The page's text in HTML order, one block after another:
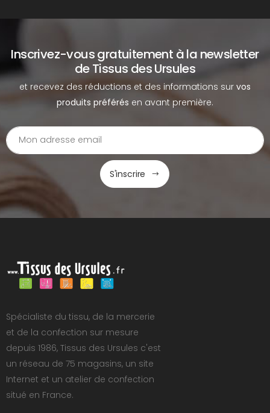
Inscrivez-vous gratuitement à la newsletter
de Tissus des Ursules
et recevez des réductions et des informations sur vos
produits préférés en avant première.
S'inscrire
Spécialiste du tissu, de la mercerie
et de la confection sur mesure
depuis 1986, Tissus des Ursules c'est
un réseau de 75 magasins, un site
Internet et un atelier de confection
situé en France.